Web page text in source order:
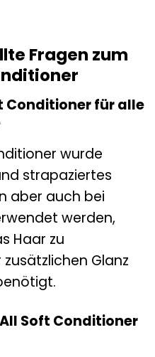
Fragen zum
Conditioner für alle
wurde
strapaziertes
aber auch bei
werden,
Haar zu
Glanz
Soft Conditioner